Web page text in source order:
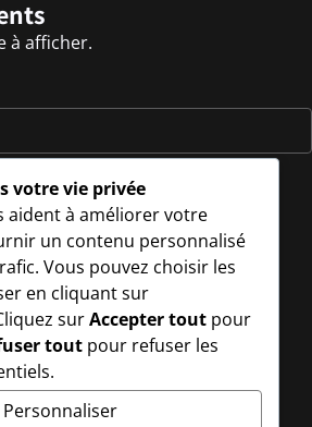
à afficher.
votre vie privée
aident à améliorer votre
un contenu personnalisé
Vous pouvez choisir les
en cliquant sur
surAccepter tout pour
tout pour refuser les
Personnaliser